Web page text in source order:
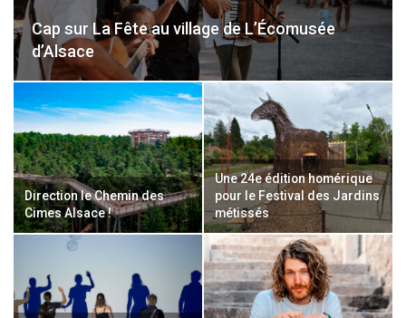
Cap sur La Fête au village de L’Écomusée
d’Alsace
Direction le Chemin des
Cimes Alsace !
Une 24e édition homérique
pour le Festival des Jardins
métissés